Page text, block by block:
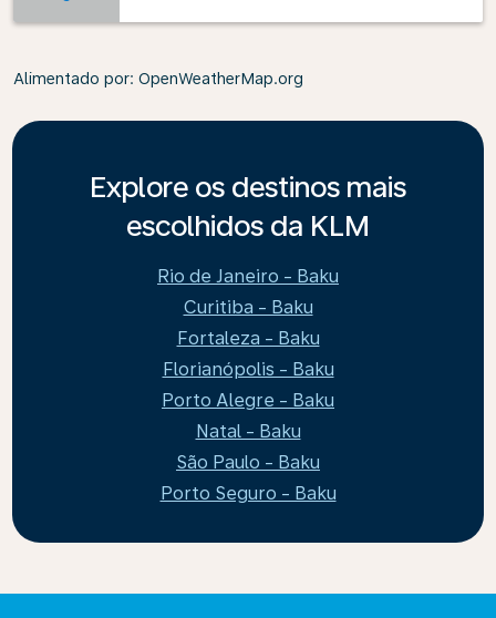
Alimentado por: OpenWeatherMap.org
Explore os destinos mais
escolhidos da KLM
Rio de Janeiro - Baku
Curitiba - Baku
Fortaleza - Baku
Florianópolis - Baku
Porto Alegre - Baku
Natal - Baku
São Paulo - Baku
Porto Seguro - Baku